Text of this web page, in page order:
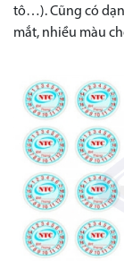
tô…). Cũng có
mắt, nhiều màu